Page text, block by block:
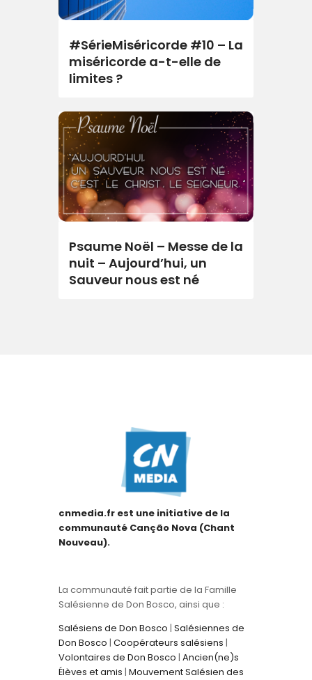
#SérieMiséricorde #10 – La
miséricorde a-t-elle de
limites ?
Psaume Noël – Messe de la
nuit – Aujourd’hui, un
Sauveur nous est né
cnmedia.fr est une initiative de la
communauté Canção Nova (Chant
Nouveau).
La communauté fait partie de la Famille
Salésienne de Don Bosco, ainsi que :
Salésiens de Don Bosco | Salésiennes de
Don Bosco | Coopérateurs salésiens |
Volontaires de Don Bosco | Ancien(ne)s
Élèves et amis | Mouvement Salésien des